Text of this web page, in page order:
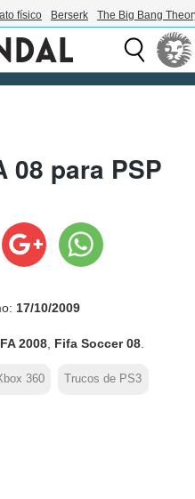
físico Berserk The Big Bang
08 para PSP
17/10/2009
2008, Fifa Soccer 08.
360 Trucos de PS3